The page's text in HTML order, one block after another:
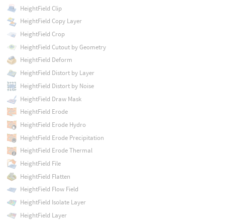
HeightField Clip
HeightField Copy Layer
HeightField Crop
HeightField Cutout by Geometry
HeightField Deform
HeightField Distort by Layer
HeightField Distort by Noise
HeightField Draw Mask
HeightField Erode
HeightField Erode Hydro
HeightField Erode Precipitation
HeightField Erode Thermal
HeightField File
HeightField Flatten
HeightField Flow Field
HeightField Isolate Layer
HeightField Layer